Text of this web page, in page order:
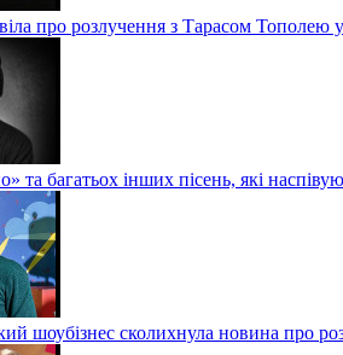
про розлучення з Тарасом Тополею
та багатьох інших пісень, які
шоубізнес сколихнула новина про